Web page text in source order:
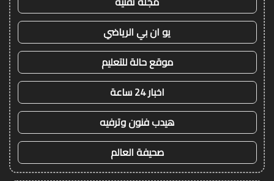
يو ان بي الرياضي
موقع حالة للتعليم
اخبار 24 ساعة
هيدب فنون وترفيه
صحيفة العالم